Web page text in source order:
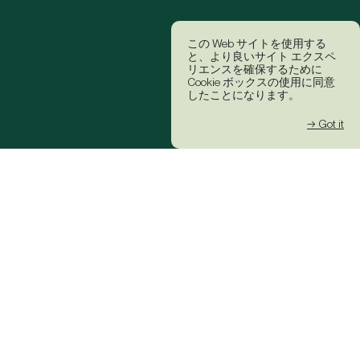
この Web サイトを使用する
と、より良いサイト エクスペ
リエンスを確保するために
Cookie ボックスの使用に同意
したことになります。
→ Got it